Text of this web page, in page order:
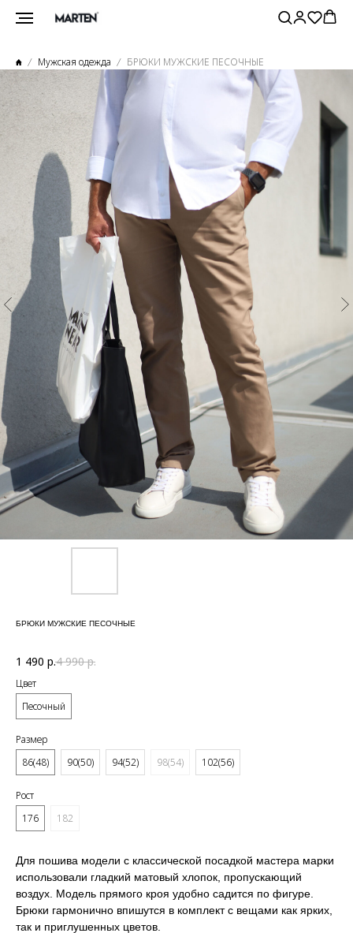
Мужская одежда БРЮКИ МУЖСКИЕ ПЕСОЧНЫЕ
БРЮКИ МУЖСКИЕ ПЕСОЧНЫЕ
1 490 р.4 990 р.
Цвет
Песочный
Размер
86(48)
90(50) 94(52) 98(54) 102(56)
Рост
176
182
Для пошива модели с классической посадкой мастера марки
использовали гладкий матовый хлопок, пропускающий
воздух. Модель прямого кроя удобно садится по фигуре.
Брюки гармонично впишутся в комплект с вещами как ярких,
так и приглушенных цветов.